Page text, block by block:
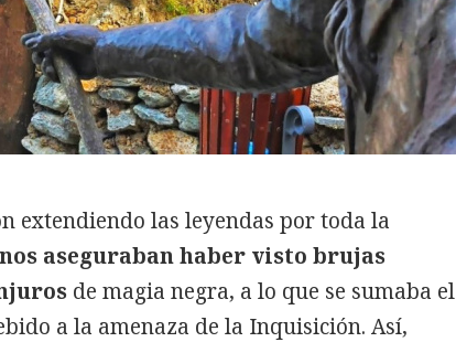
extendiendo las leyendas por toda la
aseguraban haber visto brujas
de magia negra, a lo que se sumaba el
a la amenaza de la Inquisición. Así,